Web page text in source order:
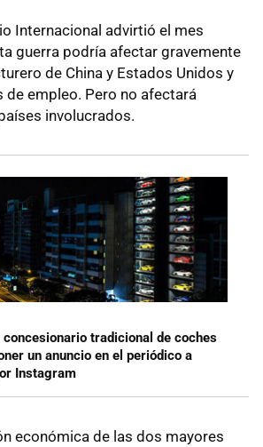
Internacional advirtió el mes
guerra podría afectar gravemente
de China y Estados Unidos y
de empleo. Pero no afectará
involucrados.
tradicional de coches
un anuncio en el periódico a
Instagram
económica de las dos mayores